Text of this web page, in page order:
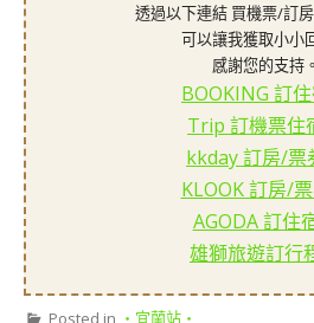
透過以下連結 買機票/訂
可以讓我獲取小小
感謝您的支持。
BOOKING 訂住
Trip 訂機票住
kkday 訂房/票
KLOOK 訂房/票
AGODA 訂住
雄獅旅遊訂行
Posted in ‧宜蘭站‧